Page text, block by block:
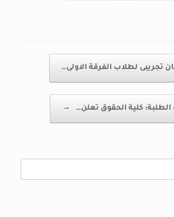
تجريبى لطلاب الفرقة الاولى…
الطلبة: كلية الحقوق تعلن… →